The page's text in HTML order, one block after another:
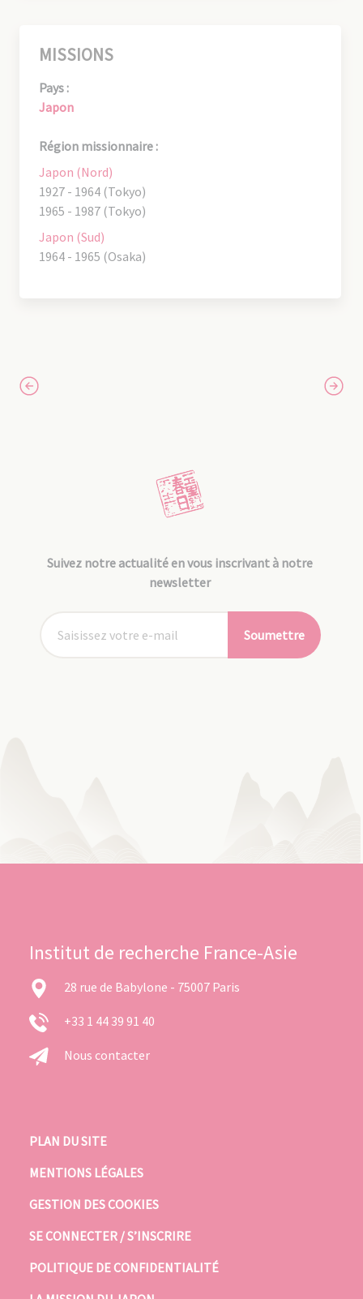
MISSIONS
Pays :
Japon
Région missionnaire :
Japon (Nord)
1927 - 1964 (Tokyo)
1965 - 1987 (Tokyo)
Japon (Sud)
1964 - 1965 (Osaka)
Suivez notre actualité en vous inscrivant à notre
newsletter
Soumettre
Institut de recherche France-Asie
28 rue de Babylone - 75007 Paris
+33 1 44 39 91 40
Nous contacter
PLAN DU SITE
MENTIONS LÉGALES
GESTION DES COOKIES
SE CONNECTER / S’INSCRIRE
POLITIQUE DE CONFIDENTIALITÉ